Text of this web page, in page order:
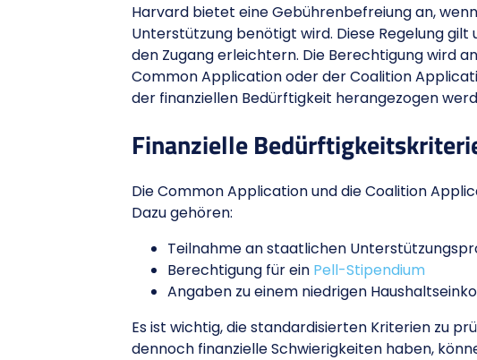
Harvard bietet eine Gebührenbefreiung an,
Unterstützung benötigt wird. Diese Regelung
den Zugang erleichtern. Die Berechtigung wird
Common Application oder der Coalition
der finanziellen Bedürftigkeit herangezogen
Finanzielle
Die Common Application und die Coalition
Dazu gehören:
Teilnahme an staatlichen
Berechtigung für ein Pell-Stipendium
Angaben zu einem niedrigen
Es ist wichtig, die standardisierten Kriterien zu
dennoch finanzielle Schwierigkeiten haben,